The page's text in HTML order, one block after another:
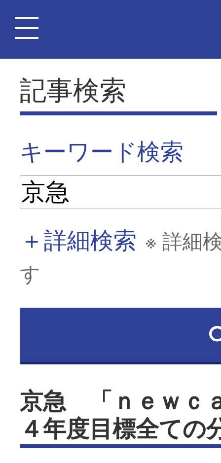
記事検索
キーワード検索
＋詳細検索 ※ 詳細
す
京急 「ｎｅｗｃ
４年度目標全ての